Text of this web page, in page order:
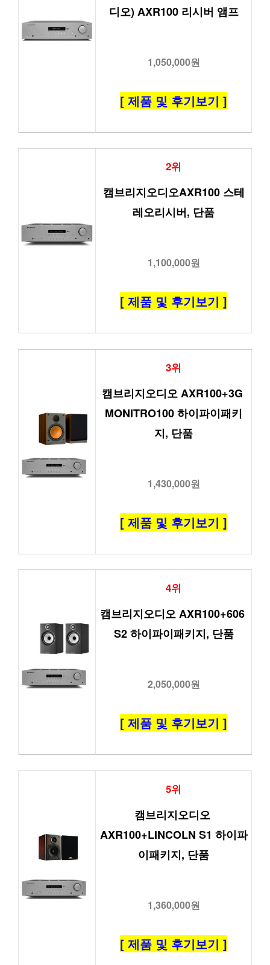
디오) AXR100 리시버 앰프
1,050,000원
[ 제품 및 후기보기 ]
2위
캠브리지오디오AXR100 스테
레오리시버, 단품
1,100,000원
[ 제품 및 후기보기 ]
3위
캠브리지오디오 AXR100+3G
MONITRO100 하이파이패키
지, 단품
1,430,000원
[ 제품 및 후기보기 ]
4위
캠브리지오디오 AXR100+606
S2 하이파이패키지, 단품
2,050,000원
[ 제품 및 후기보기 ]
5위
캠브리지오디오
AXR100+LINCOLN S1 하이파
이패키지, 단품
1,360,000원
[ 제품 및 후기보기 ]